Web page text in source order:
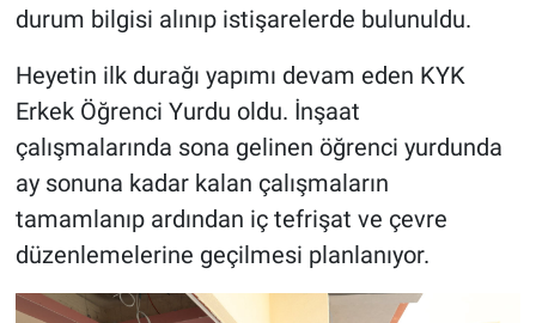
durum bilgisi alınıp istişarelerde bulunuldu.
Heyetin ilk durağı yapımı devam eden KYK
Erkek Öğrenci Yurdu oldu. İnşaat
çalışmalarında sona gelinen öğrenci yurdunda
ay sonuna kadar kalan çalışmaların
tamamlanıp ardından iç tefrişat ve çevre
düzenlemelerine geçilmesi planlanıyor.